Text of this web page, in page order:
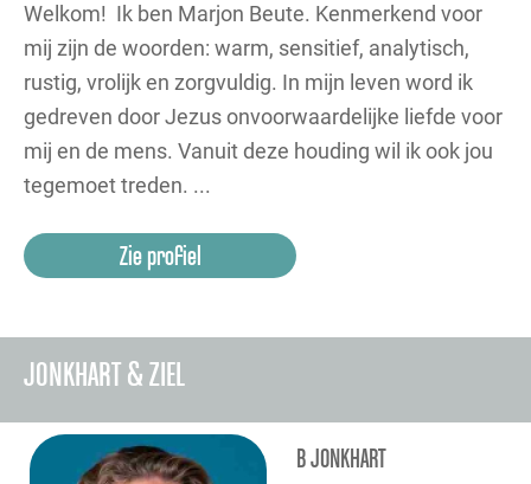
Welkom! Ik ben Marjon Beute. Kenmerkend voor
mij zijn de woorden: warm, sensitief, analytisch,
rustig, vrolijk en zorgvuldig. In mijn leven word ik
gedreven door Jezus onvoorwaardelijke liefde voor
mij en de mens. Vanuit deze houding wil ik ook jou
tegemoet treden. ...
Zie profiel
JONKHART & ZIEL
B JONKHART